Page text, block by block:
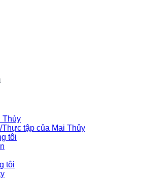
Thủy
tập của Mai Thủy
tôi
tôi